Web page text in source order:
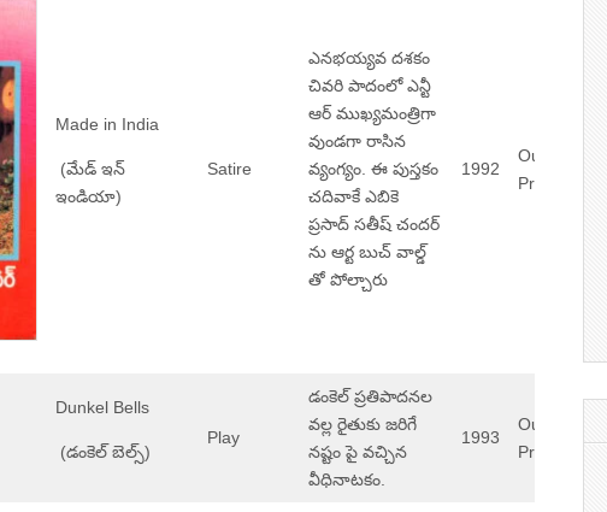
Made in India
(మేడ్ ఇన్
ఇండియా)
Satire
ఎనభయ్యవ దశకం
చివరి పాదంలో ఎన్టీ
ఆర్ ముఖ్యమంత్రిగా
వుండగా రాసిన
వ్యంగ్యం. ఈ పుస్తకం
చదివాకే ఎబికె
ప్రసాద్ సతీష్ చందర్
ను ఆర్ట బుచ్ వాల్డ్
తో పోల్చారు
1992
Out of
Print
Dunkel Bells
(డంకెల్ బెల్స్)
Play
డంకెల్ ప్రతిపాదనల
వల్ల రైతుకు జరిగే
నష్టం పై వచ్చిన
వీధినాటకం.
1993
Out of
Print